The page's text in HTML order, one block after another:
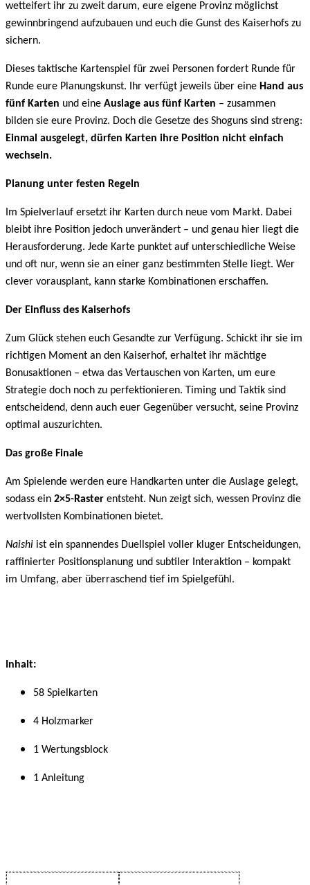
wetteifert ihr zu zweit darum, eure eigene Provinz möglichst
gewinnbringend aufzubauen und euch die Gunst des Kaiserhofs zu
sichern.
Dieses taktische Kartenspiel für zwei Personen fordert Runde für
Runde eure Planungskunst. Ihr verfügt jeweils über eine Hand aus
fünf Karten und eine Auslage aus fünf Karten – zusammen
bilden sie eure Provinz. Doch die Gesetze des Shoguns sind streng:
Einmal ausgelegt, dürfen Karten ihre Position nicht einfach
wechseln.
Planung unter festen Regeln
Im Spielverlauf ersetzt ihr Karten durch neue vom Markt. Dabei
bleibt ihre Position jedoch unverändert – und genau hier liegt die
Herausforderung. Jede Karte punktet auf unterschiedliche Weise
und oft nur, wenn sie an einer ganz bestimmten Stelle liegt. Wer
clever vorausplant, kann starke Kombinationen erschaffen.
Der Einfluss des Kaiserhofs
Zum Glück stehen euch Gesandte zur Verfügung. Schickt ihr sie im
richtigen Moment an den Kaiserhof, erhaltet ihr mächtige
Bonusaktionen – etwa das Vertauschen von Karten, um eure
Strategie doch noch zu perfektionieren. Timing und Taktik sind
entscheidend, denn auch euer Gegenüber versucht, seine Provinz
optimal auszurichten.
Das große Finale
Am Spielende werden eure Handkarten unter die Auslage gelegt,
sodass ein 2×5-Raster entsteht. Nun zeigt sich, wessen Provinz die
wertvollsten Kombinationen bietet.
Naishi ist ein spannendes Duellspiel voller kluger Entscheidungen,
raffinierter Positionsplanung und subtiler Interaktion – kompakt
im Umfang, aber überraschend tief im Spielgefühl.
Inhalt:
58 Spielkarten
4 Holzmarker
1 Wertungsblock
1 Anleitung